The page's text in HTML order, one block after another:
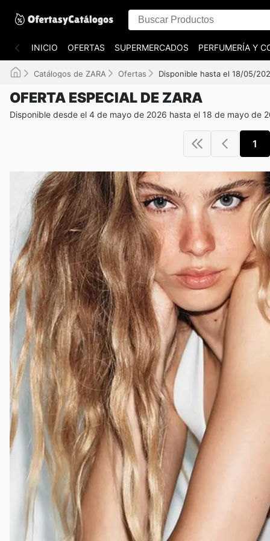
INICIO OFERTAS SUPERMERCADOS PERFUMERÍA Y
Catálogos de ZARA Ofertas Disponible hasta el 18/05/
OFERTA ESPECIAL DE ZARA
Disponible desde el 4 de mayo de 2026 hasta el 18 de mayo de
1